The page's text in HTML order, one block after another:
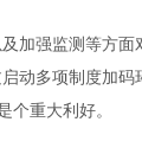
加强监测等方
动多项制度加
个重大利好。